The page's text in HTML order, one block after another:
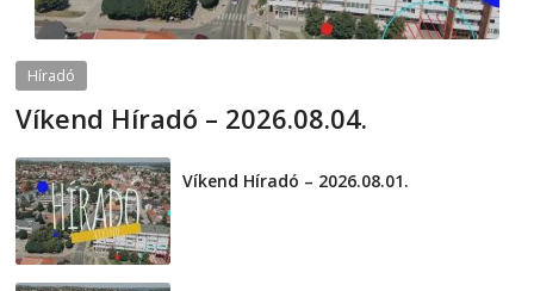
Híradó
Víkend Híradó – 2026.08.04.
Víkend Híradó – 2026.08.01.